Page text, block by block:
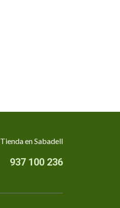
Tienda en Sabadell
937 100 236